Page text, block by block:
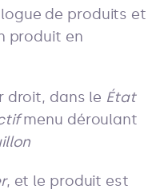
de produits et
produit en
droit, dans le État
menu déroulant
, et le produit est